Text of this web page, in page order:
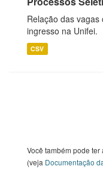
Relação das
ingresso na Unifei.
CSV
Você também pode
(veja Documentação